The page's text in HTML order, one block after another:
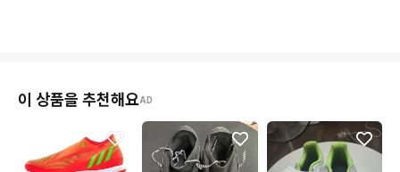
이 상품을 추천해요AD